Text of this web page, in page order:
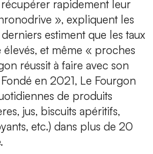
rapidement leur
», expliquent les
estiment que les taux
et même « proches
réussit à faire avec son
en 2021, Le Fourgon
de produits
jus, biscuits apéritifs,
etc.) dans plus de 20